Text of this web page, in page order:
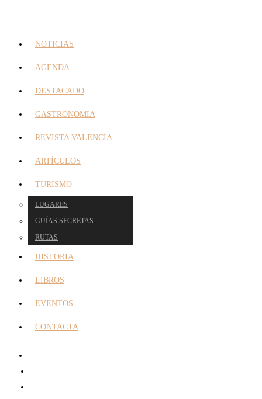
NOTICIAS
AGENDA
DESTACADO
GASTRONOMIA
REVISTA VALENCIA
ARTÍCULOS
TURISMO
LUGARES
GUÍAS SECRETAS
RUTAS
HISTORIA
LIBROS
EVENTOS
CONTACTA